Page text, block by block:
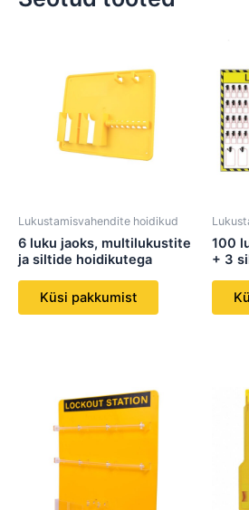
Lukustamisvahendite hoidikud
6 luku jaoks, multilukustite
ja siltide hoidikutega
Küsi pakkumist
100
+ 3